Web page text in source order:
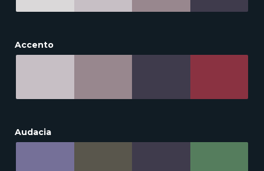
Accento
Audacia